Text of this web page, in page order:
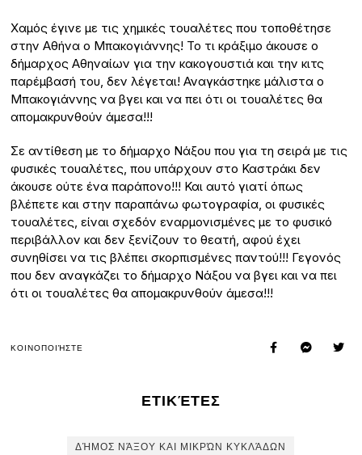
Χαμός έγινε με τις χημικές τουαλέτες που τοποθέτησε
στην Αθήνα ο Μπακογιάννης! Το τι κράξιμο άκουσε ο
δήμαρχος Αθηναίων για την κακογουστιά και την κιτς
παρέμβασή του, δεν λέγεται! Αναγκάστηκε μάλιστα ο
Μπακογιάννης να βγει και να πει ότι οι τουαλέτες θα
απομακρυνθούν άμεσα!!!
Σε αντίθεση με το δήμαρχο Νάξου που για τη σειρά με τις
φυσικές τουαλέτες, που υπάρχουν στο Καστράκι δεν
άκουσε ούτε ένα παράπονο!!! Και αυτό γιατί όπως
βλέπετε και στην παραπάνω φωτογραφία, οι φυσικές
τουαλέτες, είναι σχεδόν εναρμονισμένες με το φυσικό
περιβάλλον και δεν ξενίζουν το θεατή, αφού έχει
συνηθίσει να τις βλέπει σκορπισμένες παντού!!! Γεγονός
που δεν αναγκάζει το δήμαρχο Νάξου να βγει και να πει
ότι οι τουαλέτες θα απομακρυνθούν άμεσα!!!
ΚΟΙΝΟΠΟΙΉΣΤΕ
ΕΤΙΚΈΤΕΣ
ΔΉΜΟΣ ΝΆΞΟΥ ΚΑΙ ΜΙΚΡΏΝ ΚΥΚΛΆΔΩΝ